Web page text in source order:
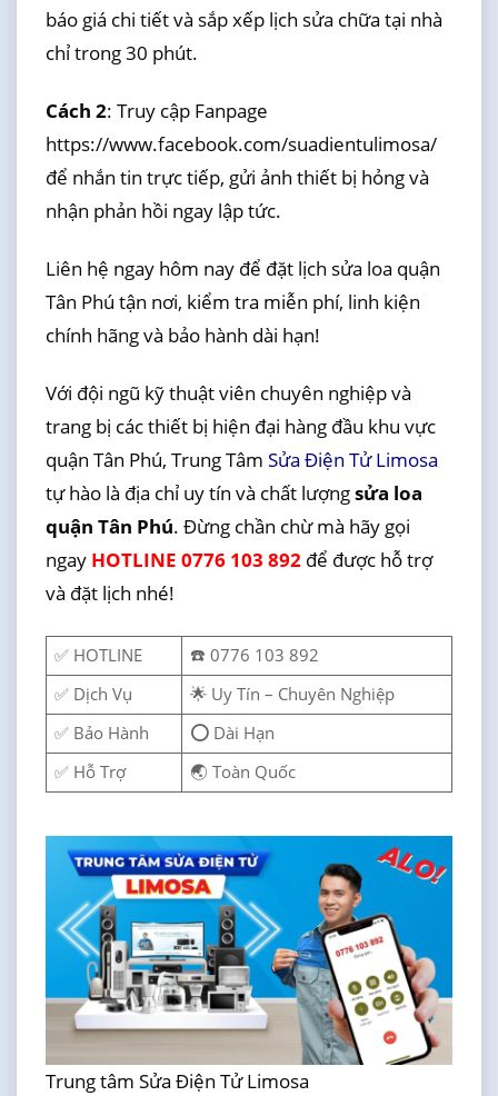
báo giá chi tiết và sắp xếp lịch sửa chữa tại nhà
chỉ trong 30 phút.
Cách 2: Truy cập Fanpage
https://www.facebook.com/suadientulimosa/
để nhắn tin trực tiếp, gửi ảnh thiết bị hỏng và
nhận phản hồi ngay lập tức.
Liên hệ ngay hôm nay để đặt lịch sửa loa quận
Tân Phú tận nơi, kiểm tra miễn phí, linh kiện
chính hãng và bảo hành dài hạn!
Với đội ngũ kỹ thuật viên chuyên nghiệp và
trang bị các thiết bị hiện đại hàng đầu khu vực
quận Tân Phú, Trung Tâm Sửa Điện Tử Limosa
tự hào là địa chỉ uy tín và chất lượngsửa loa
quận Tân Phú. Đừng chần chừ mà hãy gọi
ngay HOTLINE 0776 103 892để được hỗ trợ
và đặt lịch nhé!
✅ HOTLINE
☎️ 0776 103 892
✅ Dịch Vụ
🌟 Uy Tín – Chuyên Nghiệp
✅ Bảo Hành
⭕ Dài Hạn
✅ Hỗ Trợ
🌏 Toàn Quốc
Trung tâm Sửa Điện Tử Limosa